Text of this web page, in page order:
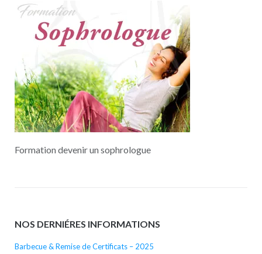
Formation devenir un sophrologue
NOS DERNIÉRES INFORMATIONS
Barbecue & Remise de Certificats – 2025